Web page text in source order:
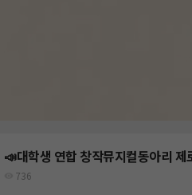
📣대학생 연합 창작뮤지컬동아리
736